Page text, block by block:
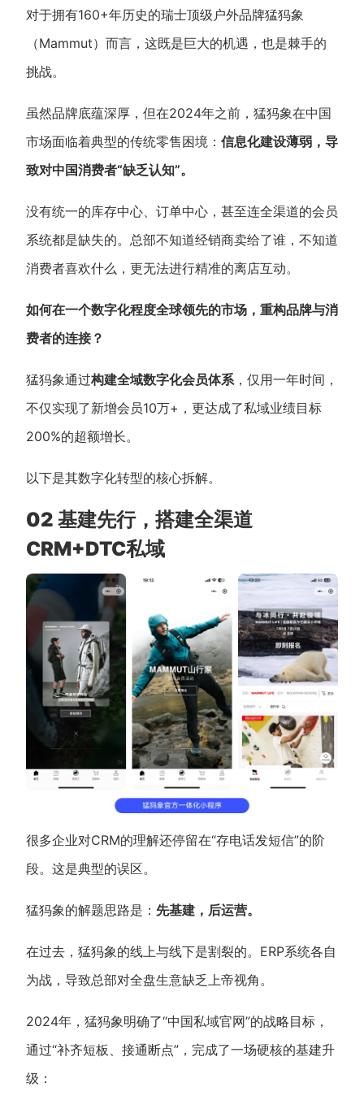
对于拥有160+年历史的瑞士顶级户外品牌猛犸象
（Mammut）而言，这既是巨大的机遇，也是棘手的
挑战。
虽然品牌底蕴深厚，但在2024年之前，猛犸象在中国
市场面临着典型的传统零售困境： 信息化建设薄弱，导
致对中国消费者“缺乏认知”。
没有统一的库存中心、订单中心，甚至连全渠道的会员
系统都是缺失的。总部不知道经销商卖给了谁，不知道
消费者喜欢什么，更无法进行精准的离店互动。
如何在一个数字化程度全球领先的市场，重构品牌与消
费者的连接？
猛犸象通过构建全域数字化会员体系，仅用一年时间，
不仅实现了新增会员10万+，更达成了私域业绩目标
200%的超额增长。
以下是其数字化转型的核心拆解。
02 基建先行，搭建全渠道
CRM+DTC私域
很多企业对CRM的理解还停留在“存电话发短信”的阶
段。这是典型的误区。
猛犸象的解题思路是： 先基建，后运营。
在过去，猛犸象的线上与线下是割裂的。ERP系统各自
为战，导致总部对全盘生意缺乏上帝视角。
2024年，猛犸象明确了“中国私域官网”的战略目标，
通过“补齐短板、接通断点”，完成了一场硬核的基建升
级：